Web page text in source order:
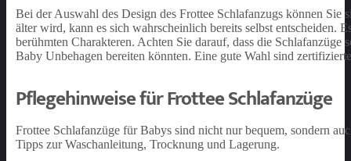
Bei der Auswahl des Design des Frottee Schlafanzugs können
älter wird, kann es sich wahrscheinlich bereits selbst
berühmten Charakteren. Achten Sie darauf, dass die
Baby Unbehagen bereiten könnten. Eine gute Wahl sind
Pflegehinweise für Frottee Schlafanzüge
Frottee Schlafanzüge für Babys sind nicht nur bequem, sondern
Tipps zur Waschanleitung, Trocknung und Lagerung.